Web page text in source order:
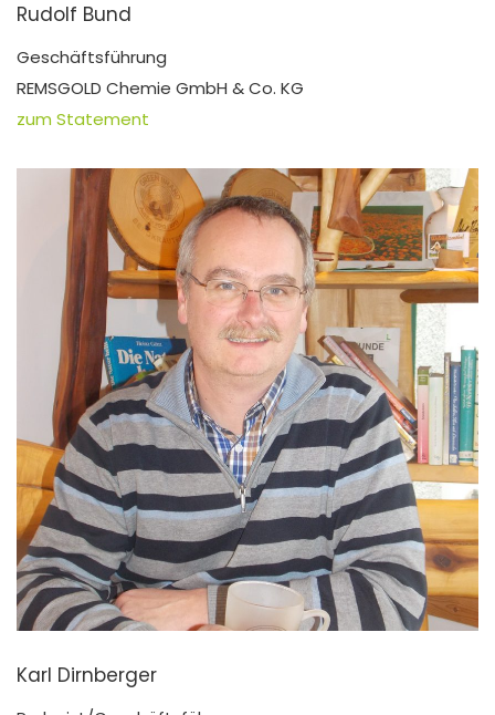
Rudolf Bund
Geschäftsführung
REMSGOLD Chemie GmbH & Co. KG
zum Statement
Karl Dirnberger